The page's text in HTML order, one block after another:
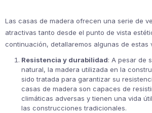
Las casas de madera ofrecen una serie de
atractivas tanto desde el punto de vista
continuación, detallaremos algunas de estas
Resistencia y durabilidad: A pesar de
natural, la madera utilizada en la
sido tratada para garantizar su
casas de madera son capaces de
climáticas adversas y tienen una vida
las construcciones tradicionales.